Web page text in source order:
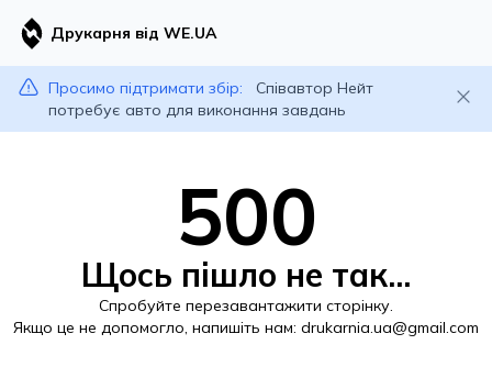
Друкарня від WE.UA
Просимо підтримати збір:
Співавтор Нейт
потребує авто для виконання завдань
500
Щось пішло не так...
Спробуйте перезавантажити сторінку.
Якщо це не допомогло, напишіть нам: drukarnia.ua@gmail.com